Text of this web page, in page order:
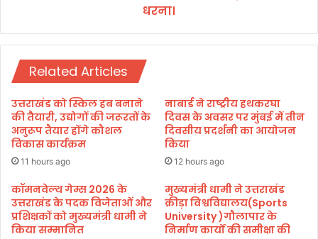
या
श
ही
द
स्थ
ल
प
ध
र
ना
।
धरना।
Related Articles
उत्तराखंड को स्किल हब बनाने
की तैयारी, उद्योगों की जरूरतों के
अनुरूप तैयार होंगे कौशल
विकास कार्यक्रम
11 hours ago
नाबार्ड ने राष्ट्रीय हथकरघा
दिवस के अवसर पर मुंबई में तीन
दिवसीय प्रदर्शनी का आयोजन
किया
12 hours ago
कॉमनवेल्थ गेम्स 2026 के
उत्तराखंड के पदक विजेताओं और
प्रशिक्षकों को मुख्यमंत्री धामी ने
किया सम्मानित
मुख्यमंत्री धामी ने उत्तराखंड
क्रीड़ा विश्वविद्यालय(Sports
University )गौलापार के
निर्माण कार्यों की समीक्षा की